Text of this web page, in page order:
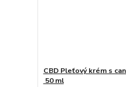
CBD Pleťový krém s
50 ml